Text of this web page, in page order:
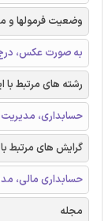
وضعیت فرمولها و
به صورت عکس،
رشته های مرتبط با
حسابداری،
گرایش های مرتبط
حسابداری مالی،
مجله